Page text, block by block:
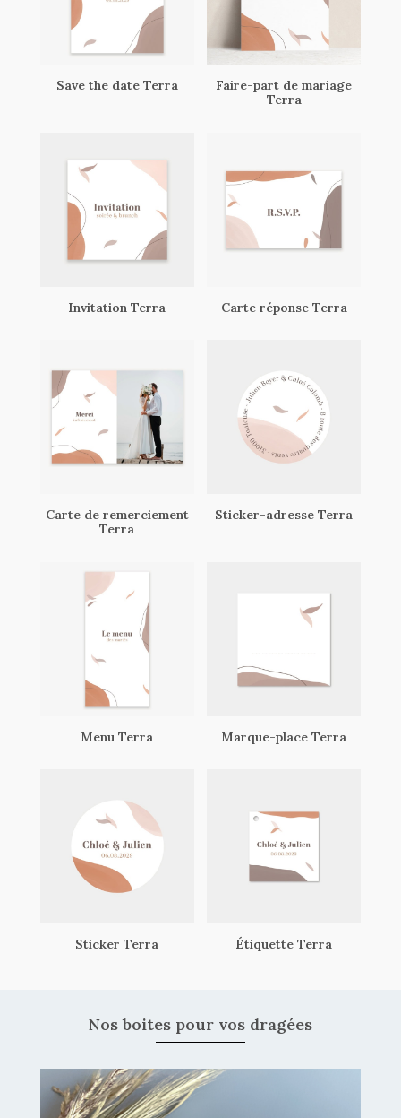
Save the date Terra
Faire-part de mariage
Terra
Invitation Terra Carte réponse Terra
Carte de remerciement
Terra
Sticker-adresse Terra
Menu Terra Marque-place Terra
Sticker Terra Étiquette Terra
Nos boites pour vos dragées